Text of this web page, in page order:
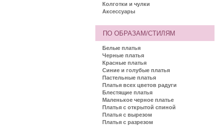
Колготки и чулки
Аксессуары
ПО ОБРАЗАМ/СТИЛЯМ
Белые платья
Черные платья
Красные платья
Синие и голубые платья
Пастельные платья
Платья всех цветов радуги
Блестящие платья
Маленькое черное платье
Платья с открытой спиной
Платья с вырезом
Платья с разрезом